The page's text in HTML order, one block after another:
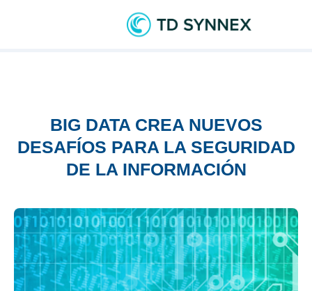
BIG DATA CREA NUEVOS
DESAFÍOS PARA LA SEGURIDAD
DE LA INFORMACIÓN